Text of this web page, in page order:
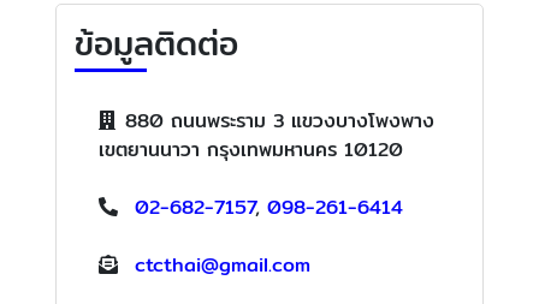
ข้อมูลติดต่อ
880 ถนนพระราม 3 แขวงบางโพงพาง
เขตยานนาวา กรุงเทพมหานคร 10120
02-682-7157, 098-261-6414
ctcthai@gmail.com